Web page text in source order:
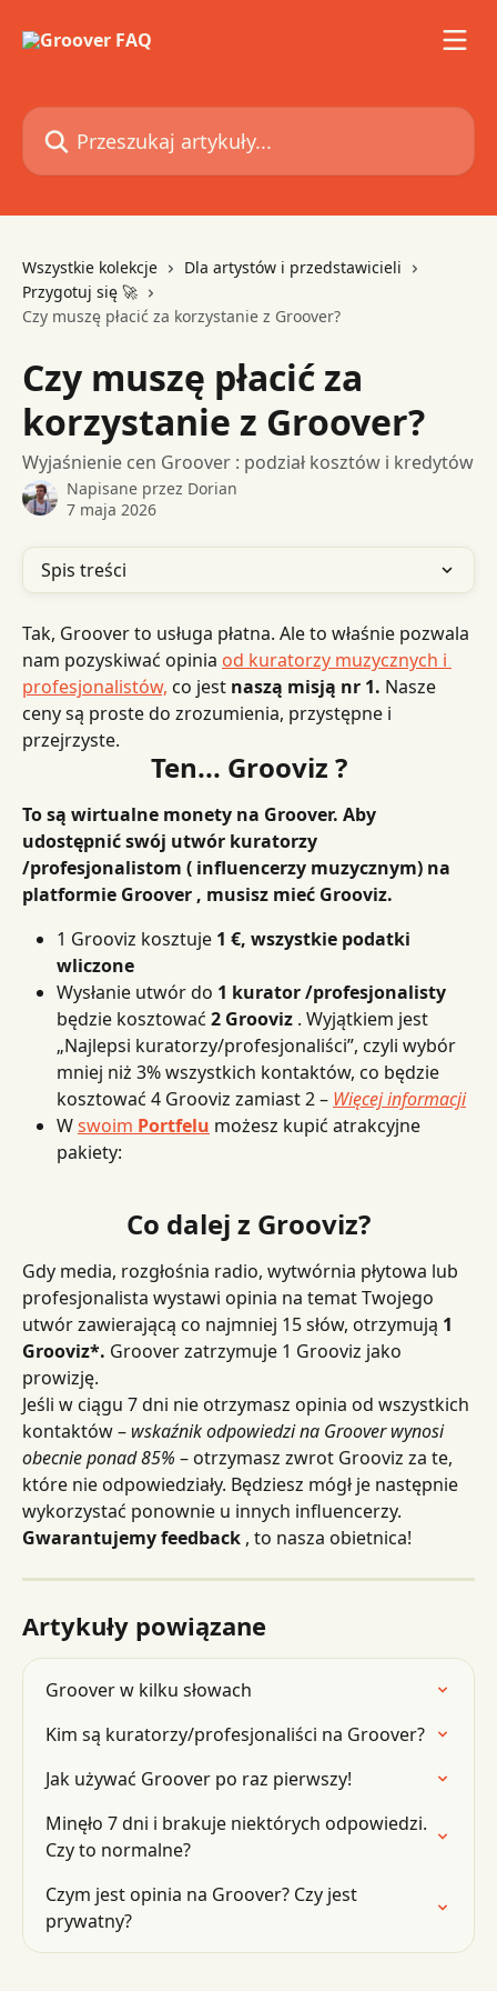
Przeszukaj artykuły...
Wszystkie kolekcje
Dla artystów i przedstawicieli
Przygotuj się 🚀
Czy muszę płacić za korzystanie z Groover?
Czy muszę płacić za
korzystanie z Groover?
Wyjaśnienie cen Groover : podział kosztów i kredytów
Napisane przez Dorian
7 maja 2026
Spis treści
Tak, Groover to usługa płatna. Ale to właśnie pozwala
nam pozyskiwać opinia od kuratorzy muzycznych i
profesjonalistów, co jest naszą misją nr 1. Nasze
ceny są proste do zrozumienia, przystępne i
przejrzyste.
Ten... Grooviz ?
To są wirtualne monety na Groover. Aby
udostępnić swój utwór kuratorzy
/profesjonalistom ( influencerzy muzycznym) na
platformie Groover , musisz mieć Grooviz.
1 Grooviz kosztuje 1 €, wszystkie podatki
wliczone
Wysłanie utwór do 1 kurator /profesjonalisty
będzie kosztować 2 Grooviz . Wyjątkiem jest
„Najlepsi kuratorzy/profesjonaliści”, czyli wybór
mniej niż 3% wszystkich kontaktów, co będzie
kosztować 4 Grooviz zamiast 2 – Więcej informacji
W swoim Portfelu możesz kupić atrakcyjne
pakiety:
Co dalej z Grooviz?
Gdy media, rozgłośnia radio, wytwórnia płytowa lub
profesjonalista wystawi opinia na temat Twojego
utwór zawierającą co najmniej 15 słów, otrzymują 1
Grooviz*. Groover zatrzymuje 1 Grooviz jako
prowizję.
Jeśli w ciągu 7 dni nie otrzymasz opinia od wszystkich
kontaktów – wskaźnik odpowiedzi na Groover wynosi
obecnie ponad 85% – otrzymasz zwrot Grooviz za te,
które nie odpowiedziały. Będziesz mógł je następnie
wykorzystać ponownie u innych influencerzy.
Gwarantujemy feedback , to nasza obietnica!
Artykuły powiązane
Groover w kilku słowach
Kim są kuratorzy/profesjonaliści na Groover?
Jak używać Groover po raz pierwszy!
Minęło 7 dni i brakuje niektórych odpowiedzi.
Czy to normalne?
Czym jest opinia na Groover? Czy jest
prywatny?